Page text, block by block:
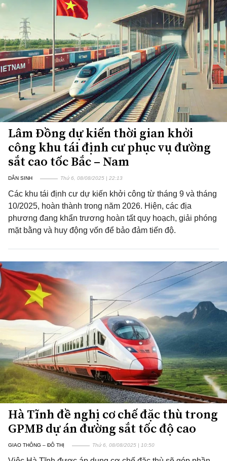
Lâm Đồng dự kiến thời gian khởi
công khu tái định cư phục vụ đường
sắt cao tốc Bắc – Nam
DÂN SINH Thứ 6, 08/08/2025 | 22:13
Các khu tái định cư dự kiến khởi công từ tháng 9 và tháng
10/2025, hoàn thành trong năm 2026. Hiện, các địa
phương đang khẩn trương hoàn tất quy hoạch, giải phóng
mặt bằng và huy động vốn để bảo đảm tiến độ.
Hà Tĩnh đề nghị cơ chế đặc thù trong
GPMB dự án đường sắt tốc độ cao
GIAO THÔNG – ĐÔ THỊ Thứ 6, 08/08/2025 | 10:50